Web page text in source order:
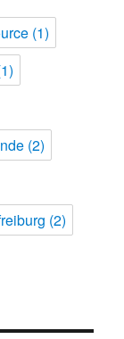
(1)
(2)
(2)